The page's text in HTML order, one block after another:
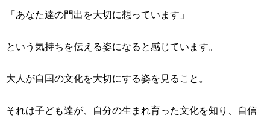
「あなた達の門出を大切に想っています」
という気持ちを伝える姿になると感じています。
大人が自国の文化を大切にする姿を見ること。
それは子ども達が、自分の生まれ育った文化を知り、自信